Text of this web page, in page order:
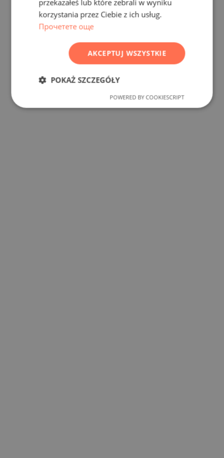
ROMANIAN
przekazałeś lub które zebrali w wyniku
korzystania przez Ciebie z ich usług.
Прочетете още
AKCEPTUJ WSZYSTKIE
POKAŻ SZCZEGÓŁY
POWERED BY COOKIESCRIPT